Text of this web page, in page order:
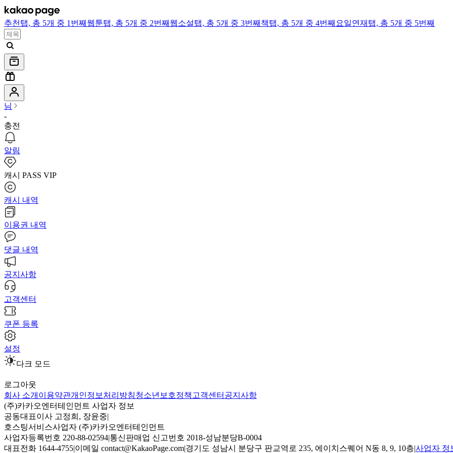
추천 탭, 총 5개 중 1번째 웹툰탭, 총 5개 중 2번째 웹소설탭, 총 5개 중 3번째 책탭, 총 5개 중 4번째 요일연재 탭, 총 5개 중 5번째
님
-
충전
알림
캐시 PASS VIP
캐시 내역
이용권 내역
댓글 내역
공지사항
고객센터
쿠폰 등록
설정
다크 모드
로그아웃
회사 소개 이용약관개인정보처리방침청소년보호정책 고객센터 공지사항
(주)카카오엔터테인먼트 사업자 정보
공동대표이사 고정희, 장윤중|
호스팅서비스사업자 (주)카카오엔터테인먼트
사업자등록번호 220-88-02594|통신판매업 신고번호 2018-성남분당B-0004
대표전화 1644-4755|이메일 contact@KakaoPage.com|경기도 성남시 분당구 판교역로 235, 에이치스퀘어 N동 8, 9, 10층|사업자 정